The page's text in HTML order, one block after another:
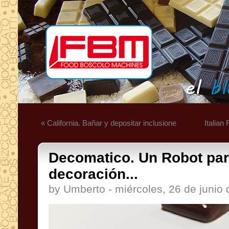
« California. Bañar y depositar inclusione Italian
Decomatico. Un Robot
decoración...
by Umberto - miércoles, 26 de junio